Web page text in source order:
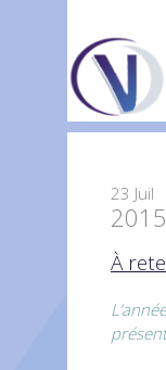
23 Juil
2015
À